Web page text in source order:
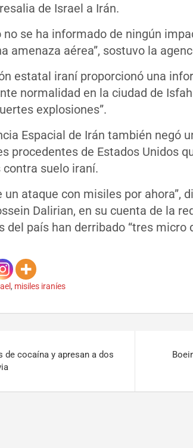
de Israel a Irán.
se ha informado de ningún
amenaza aérea”, sostuvo la
estatal iraní proporcionó una
normalidad en la ciudad de
explosiones”.
Espacial de Irán también negó
procedentes de Estados Unidos
suelo iraní.
un ataque con misiles por ahora”,
Dalirian, en su cuenta de la
del país han derribado “tres micro
, misiles iraníes
de cocaína y apresan a dos